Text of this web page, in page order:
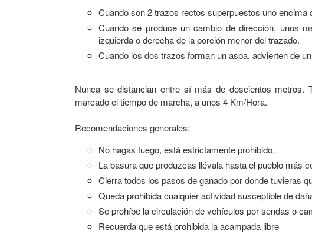
Cuando son 2 trazos rectos superpuestos uno encima
Cuando se produce un cambio de dirección, unos
izquierda o derecha de la porción menor del trazado.
Cuando los dos trazos forman un aspa, advierten de
Nunca se distancian entre sí más de doscientos metros.
marcado el tiempo de marcha, a unos 4 Km/Hora.
Recomendaciones generales:
No hagas fuego, está estrictamente prohibido.
La basura que produzcas llévala hasta el pueblo más
Cierra todos los pasos de ganado por donde tuvieras
Queda prohibida cualquier actividad susceptible de
Se prohíbe la circulación de vehículos por sendas o
Recuerda que está prohibida la acampada libre